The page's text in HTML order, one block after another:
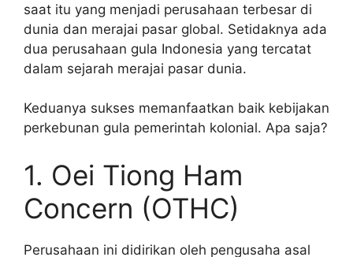
saat itu yang menjadi perusahaan terbesar di
dunia dan merajai pasar global. Setidaknya ada
dua perusahaan gula Indonesia yang tercatat
dalam sejarah merajai pasar dunia.
Keduanya sukses memanfaatkan baik kebijakan
perkebunan gula pemerintah kolonial. Apa saja?
1. Oei Tiong Ham
Concern (OTHC)
Perusahaan ini didirikan oleh pengusaha asal